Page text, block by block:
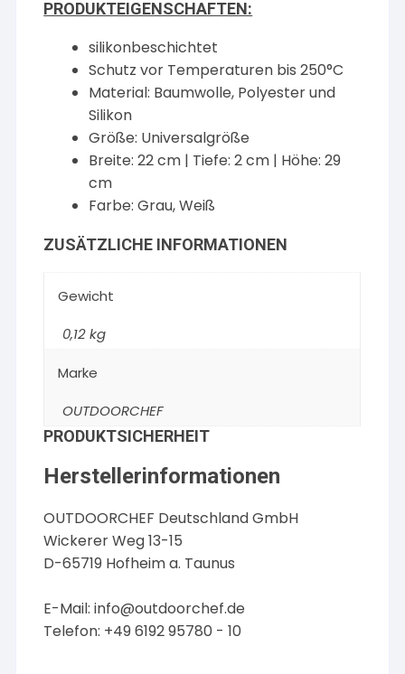
PRODUKTEIGENSCHAFTEN:
silikonbeschichtet
Schutz vor Temperaturen bis 250°C
Material: Baumwolle, Polyester und
Silikon
Größe: Universalgröße
Breite: 22 cm | Tiefe: 2 cm | Höhe: 29
cm
Farbe: Grau, Weiß
ZUSÄTZLICHE INFORMATIONEN
Gewicht
0,12 kg
Marke
OUTDOORCHEF
PRODUKTSICHERHEIT
Herstellerinformationen
OUTDOORCHEF Deutschland GmbH
Wickerer Weg 13-15
D-65719 Hofheim a. Taunus
E-Mail:info@outdoorchef.de
Telefon: +49 6192 95780 - 10